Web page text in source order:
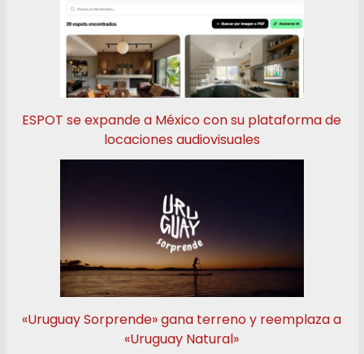
ESPOT se expande a México con su plataforma de
locaciones audiovisuales
«Uruguay Sorprende» gana terreno y reemplaza a
«Uruguay Natural»